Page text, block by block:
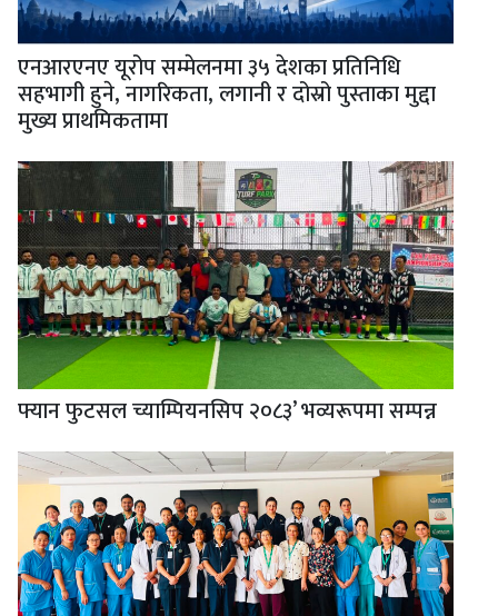
एनआरएनए यूरोप सम्मेलनमा ३५ देशका प्रतिनिधि
सहभागी हुने, नागरिकता, लगानी र दोस्रो पुस्ताका मुद्दा
मुख्य प्राथमिकतामा
फ्यान फुटसल च्याम्पियनसिप २०८३’ भव्यरूपमा सम्पन्न